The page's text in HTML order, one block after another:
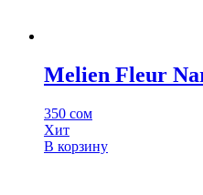
Melien Fleur
350 сом
Хит
В корзину